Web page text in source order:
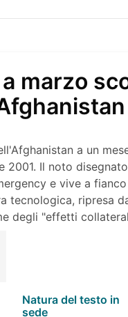
marzo
a un
2001. Il noto
e vive a
tecnologica, ripresa
degli "effetti
Natura del testo in
sede